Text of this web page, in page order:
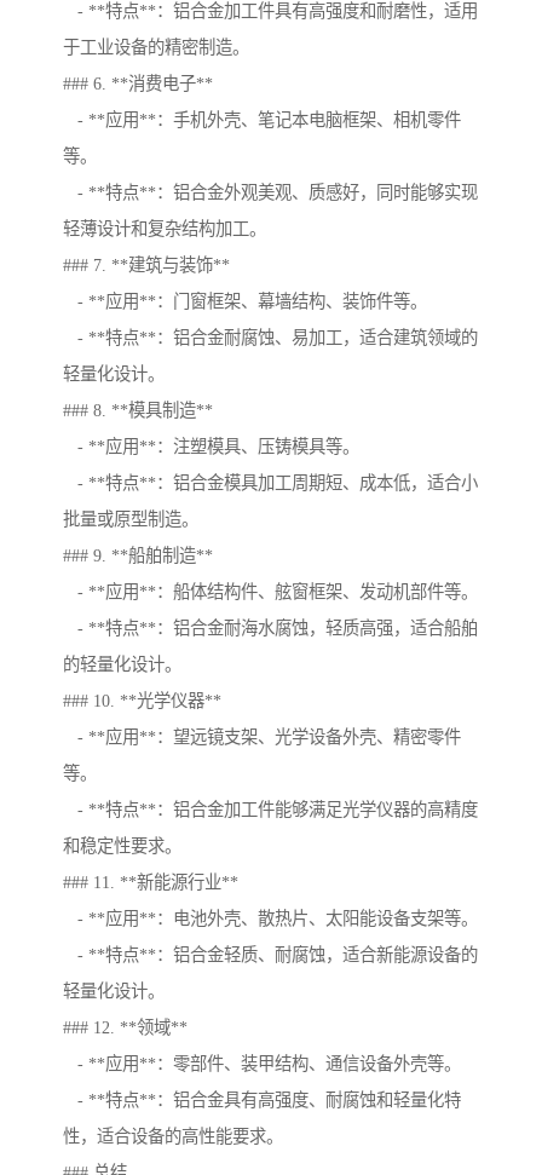
- **特点**：铝合金加工件具有高强度和耐磨性，适用
于工业设备的精密制造。
### 6. **消费电子**
- **应用**：手机外壳、笔记本电脑框架、相机零件
等。
- **特点**：铝合金外观美观、质感好，同时能够实现
轻薄设计和复杂结构加工。
### 7. **建筑与装饰**
- **应用**：门窗框架、幕墙结构、装饰件等。
- **特点**：铝合金耐腐蚀、易加工，适合建筑领域的
轻量化设计。
### 8. **模具制造**
- **应用**：注塑模具、压铸模具等。
- **特点**：铝合金模具加工周期短、成本低，适合小
批量或原型制造。
### 9. **船舶制造**
- **应用**：船体结构件、舷窗框架、发动机部件等。
- **特点**：铝合金耐海水腐蚀，轻质高强，适合船舶
的轻量化设计。
### 10. **光学仪器**
- **应用**：望远镜支架、光学设备外壳、精密零件
等。
- **特点**：铝合金加工件能够满足光学仪器的高精度
和稳定性要求。
### 11. **新能源行业**
- **应用**：电池外壳、散热片、太阳能设备支架等。
- **特点**：铝合金轻质、耐腐蚀，适合新能源设备的
轻量化设计。
### 12. **领域**
- **应用**：零部件、装甲结构、通信设备外壳等。
- **特点**：铝合金具有高强度、耐腐蚀和轻量化特
性，适合设备的高性能要求。